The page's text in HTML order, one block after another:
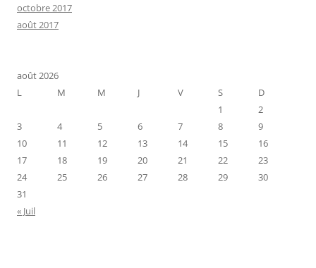
octobre 2017
août 2017
août 2026
L
M M J V S
D
1
2
3
4 5 6 7 8
9
10
11 12 13 14 15
16
17
18 19 20 21 22
23
24
25 26 27 28 29
30
31
« Juil